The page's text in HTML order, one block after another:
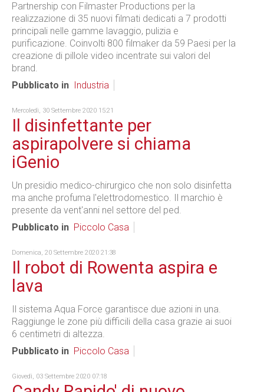
Partnership con Filmaster Productions per la
realizzazione di 35 nuovi filmati dedicati a 7 prodotti
principali nelle gamme lavaggio, pulizia e
purificazione. Coinvolti 800 filmaker da 59 Paesi per la
creazione di pillole video incentrate sui valori del
brand.
Pubblicato in
Industria
Mercoledì, 30 Settembre 2020 15:21
Il disinfettante per
aspirapolvere si chiama
iGenio
Un presidio medico-chirurgico che non solo disinfetta
ma anche profuma l'elettrodomestico. Il marchio è
presente da vent'anni nel settore del ped.
Pubblicato in Piccolo Casa
Domenica, 20 Settembre 2020 21:38
Il robot di Rowenta aspira e
lava
Il sistema Aqua Force garantisce due azioni in una.
Raggiunge le zone più difficili della casa grazie ai suoi
6 centimetri di altezza.
Pubblicato in Piccolo Casa
Giovedì, 03 Settembre 2020 07:18